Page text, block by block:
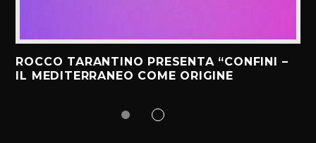
ROCCO TARANTINO PRESENTA “CONFINI –
IL MEDITERRANEO COME ORIGINE